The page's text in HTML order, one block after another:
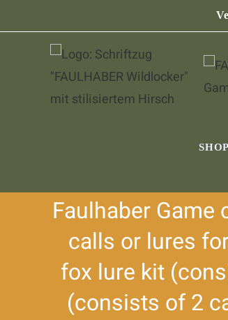
SHOP
Faulhaber
calls or lures
fox lure kit
(consists of 2